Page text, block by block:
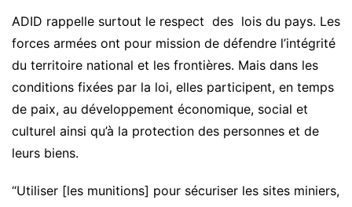
ADID rappelle surtout le respect des lois du pays. Les
forces armées ont pour mission de défendre l’intégrité
du territoire national et les frontières. Mais dans les
conditions fixées par la loi, elles participent, en temps
de paix, au développement économique, social et
culturel ainsi qu’à la protection des personnes et de
leurs biens.
“Utiliser [les munitions] pour sécuriser les sites miniers,